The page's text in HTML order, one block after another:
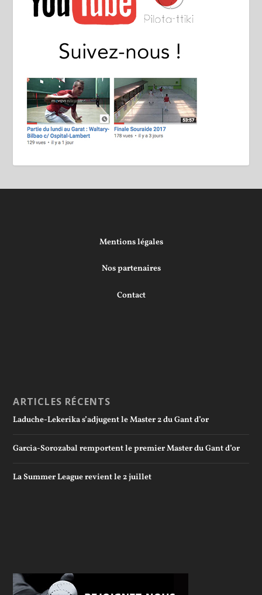
Mentions légales
Nos partenaires
Contact
ARTICLES RÉCENTS
Laduche-Lekerika s’adjugent le Master 2 du Gant d’or
Garcia-Sorozabal remportent le premier Master du Gant d’or
La Summer League revient le 2 juillet